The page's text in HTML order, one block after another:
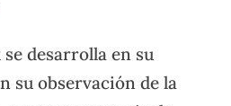
desarrolla en su
su observación de la